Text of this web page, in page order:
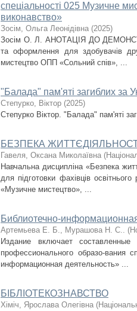
спеціальності 025 Музичне
виконавство»
Зосім, Ольга Леонідівна (2025)
Зосім О. Л. АНОТАЦІЯ ДО
та оформлення для здобувачів
мистецтво ОПП «Сольний спів», ...
"Балада" пам'яті загиблих за
Степурко, Віктор (2025)
Степурко Віктор. "Балада" пам'яті
БЕЗПЕКА
Гавеля, Оксана Миколаївна (
Навчальна дисципліна «Безпека
для підготовки фахівців
«Музичне мистецтво», ...
Библиотечно-
Артемьева Е. Б., Мурашова Н. С.. (
Издание включает составленные
профессионального образо-вания
информационная деятельность» ...
БІБЛІОТЕКОЗНАВСТВО
Хіміч, Ярослава Олегівна (